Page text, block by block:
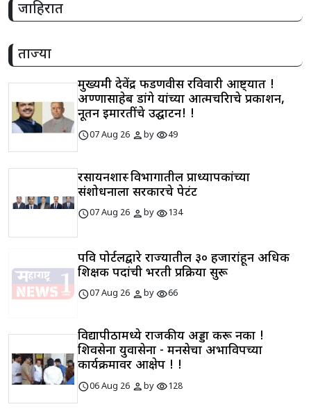
जाहिरात
ताज्या
मुख्यमंत्री देवेंद्र फडणवीस रविवारी आष्ट्यात !
अण्णासाहेब डांगे यांच्या आत्मचरित्राचे प्रकाशन,
नूतन इमारतींचे उद्घाटन! !
schedule07 Aug 26 personbyvisibility49
रसायनशास्त्र विभागातील प्राध्यापकांच्या
संशोधनाला सरकारचे पेटंट
schedule07 Aug 26 personbyvisibility134
पवित्र पोर्टलद्वारे राज्यातील ३० हजारांहून अधिक
शिक्षक पदांची भरती प्रक्रिया सुरू
schedule07 Aug 26 personbyvisibility66
विद्यापीठामध्ये राजकीय अड्डा करू नका !
शिवसेना युवासेना - मनसेचा अभाविपच्या
कार्यक्रमावर आक्षेप ! !
schedule06 Aug 26 personbyvisibility128